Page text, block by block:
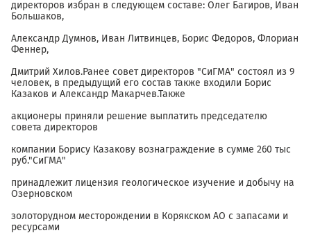
директоров избран в следующем составе: Олег Багиров, Иван
Большаков,
Александр Думнов, Иван Литвинцев, Борис Федоров, Флориан
Феннер,
Дмитрий Хилов.Ранее совет директоров "СиГМА" состоял из 9
человек, в предыдущий его состав также входили Борис
Казаков и Александр Макарчев.Также
акционеры приняли решение выплатить председателю
совета директоров
компании Борису Казакову вознаграждение в сумме 260 тыс
руб."СиГМА"
принадлежит лицензия геологическое изучение и добычу на
Озерновском
золоторудном месторождении в Корякском АО с запасами и
ресурсами